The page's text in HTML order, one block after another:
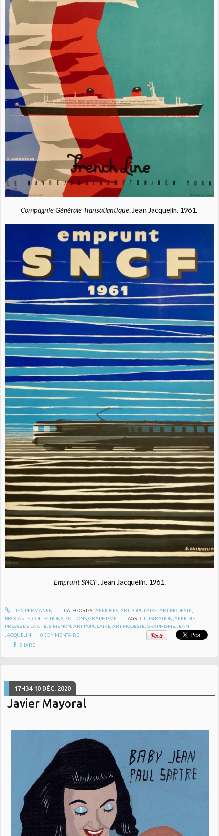
Compagnie Générale Transatlantique. Jean Jacquelin. 1961.
Emprunt SNCF. Jean Jacquelin. 1961.
LIEN PERMANENT CATÉGORIES :AFFICHES,ART POPULAIRE, ART MODESTE,
BROCANTE,COLLECTIONS, ÉDITIONS,GRAPHISME TAGS : ILLUSTRATION,AFFICHE,
PRESSE DE LA CITÉ,SIMENON,ART POPULAIRE,ART MODESTE,GRAPHISME,JEAN
JACQUELIN
0 COMMENTAIRE
SHARE
17H34 10 DÉC. 2020
Javier Mayoral